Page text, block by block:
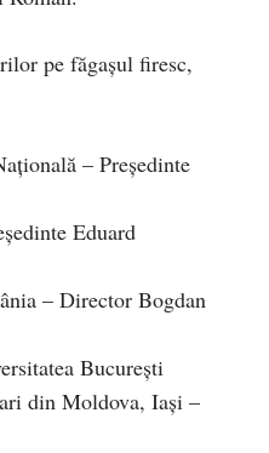
pe făgaşul firesc,
– Preşedinte
Eduard
– Director Bogdan
Bucureşti
din Moldova, Iaşi –